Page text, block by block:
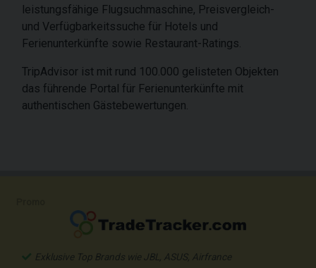
leistungsfähige Flugsuchmaschine, Preisvergleich-
und Verfügbarkeitssuche für Hotels und
Ferienunterkünfte sowie Restaurant-Ratings.
TripAdvisor ist mit rund 100.000 gelisteten Objekten
das führende Portal für Ferienunterkünfte mit
authentischen Gästebewertungen.
Exklusive Top Brands wie JBL, ASUS, Airfrance